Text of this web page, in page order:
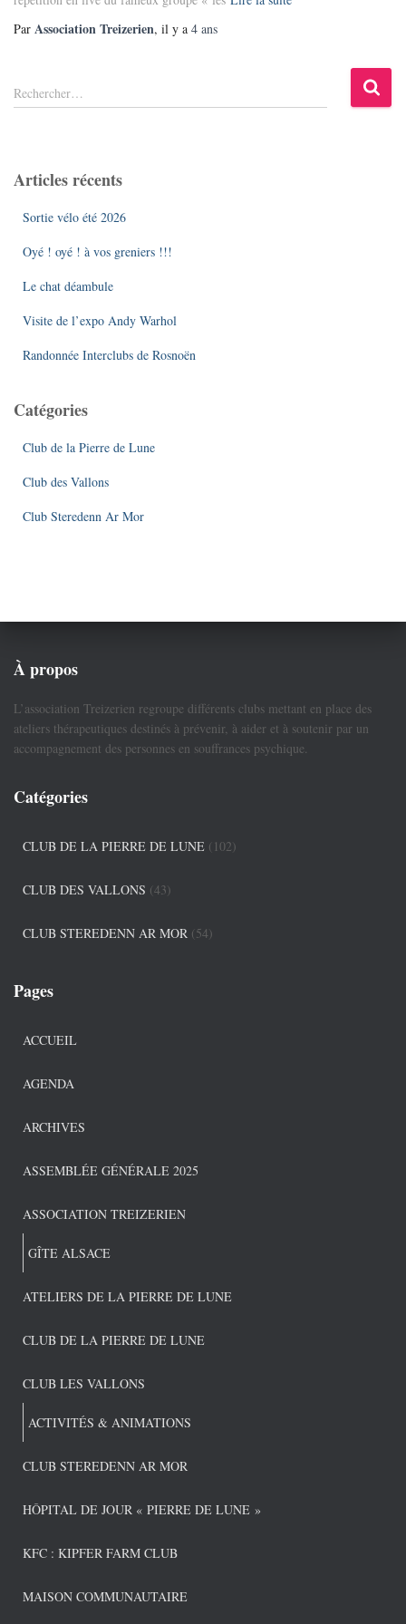
Par Association Treizerien, il y a 4 ans
R
e
r
Rechercher…
Articles récents
Sortie vélo été 2026
Oyé ! oyé ! à vos greniers !!!
Le chat déambule
Visite de l’expo Andy Warhol
Randonnée Interclubs de Rosnoën
Catégories
Club de la Pierre de Lune
Club des Vallons
Club Steredenn Ar Mor
À propos
L’association Treizerien regroupe différents clubs mettant en place des
ateliers thérapeutiques destinés à prévenir, à aider et à soutenir par un
accompagnement des personnes en souffrances psychique.
Catégories
CLUB DE LA PIERRE DE LUNE (102)
CLUB DES VALLONS (43)
CLUB STEREDENN AR MOR (54)
Pages
ACCUEIL
AGENDA
ARCHIVES
ASSEMBLÉE GÉNÉRALE 2025
ASSOCIATION TREIZERIEN
GÎTE ALSACE
ATELIERS DE LA PIERRE DE LUNE
CLUB DE LA PIERRE DE LUNE
CLUB LES VALLONS
ACTIVITÉS & ANIMATIONS
CLUB STEREDENN AR MOR
HÔPITAL DE JOUR « PIERRE DE LUNE »
KFC : KIPFER FARM CLUB
MAISON COMMUNAUTAIRE